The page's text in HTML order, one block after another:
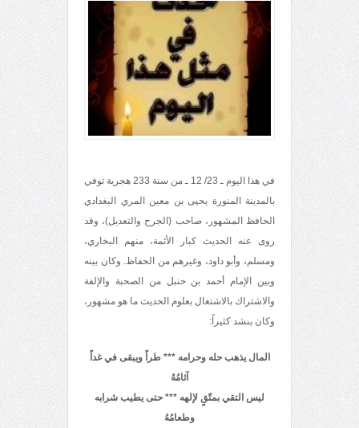
في هذا اليوم ـ 23/ 12 ـ من سنة 233 هجرية توفي
بالمدينة المنورة يحيى بن معين المري البغدادي
الحافظ المشهور، صاحب (الجرح والتعديل)، وقد
روى عنه الحديث كبار الأئمة، منهم البخاري،
ومسلم، وأبو داود، وغيرهم من الحفاظ. وكان بينه
وبين الإمام أحمد بن حنبل من الصحبة والإلفة
والاشتراك بالاشتغال بعلوم الحديث ما هو مشهور،
وكان ينشد كثيراً:
المال يذهب حله وحرامه *** طراً ويبقى في غداً
آثامُهُ
ليس التقي بمتّقٍ لإلهه *** حتى يطيب شرابه
وطعامُهُ